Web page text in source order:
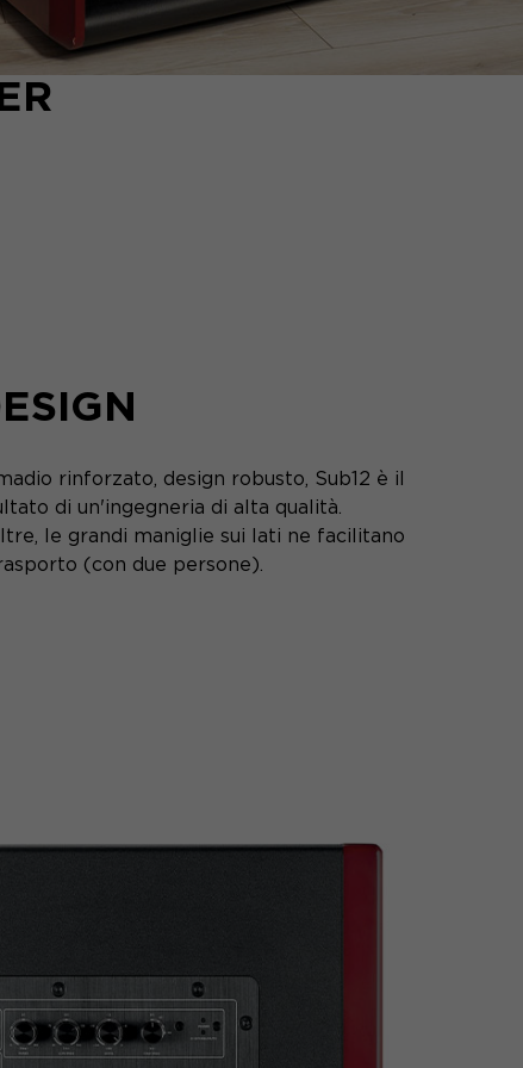
rinforzato, design robusto, Sub12 è il
di un'ingegneria di alta qualità.
le grandi maniglie sui lati ne facilitano
(con due persone).